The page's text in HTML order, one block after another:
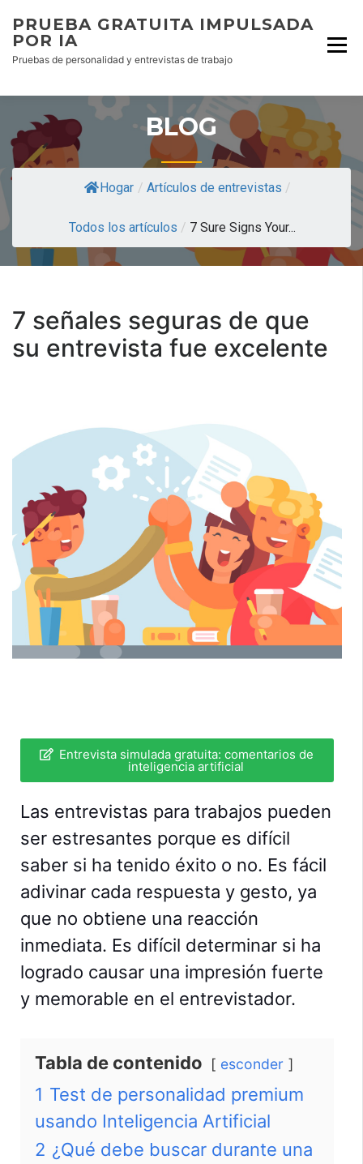
PRUEBA GRATUITA IMPULSADA
POR IA
Pruebas de personalidad y entrevistas de trabajo
BLOG
Hogar / Artículos de entrevistas /
Todos los artículos / 7 Sure Signs Your...
7 señales seguras de que
su entrevista fue excelente
Entrevista simulada gratuita: comentarios de
inteligencia artificial
Las entrevistas para trabajos pueden
ser estresantes porque es difícil
saber si ha tenido éxito o no. Es fácil
adivinar cada respuesta y gesto, ya
que no obtiene una reacción
inmediata. Es difícil determinar si ha
logrado causar una impresión fuerte
y memorable en el entrevistador.
Tabla de contenido esconder
1 Test de personalidad premium
usando Inteligencia Artificial
2 ¿Qué debe buscar durante una